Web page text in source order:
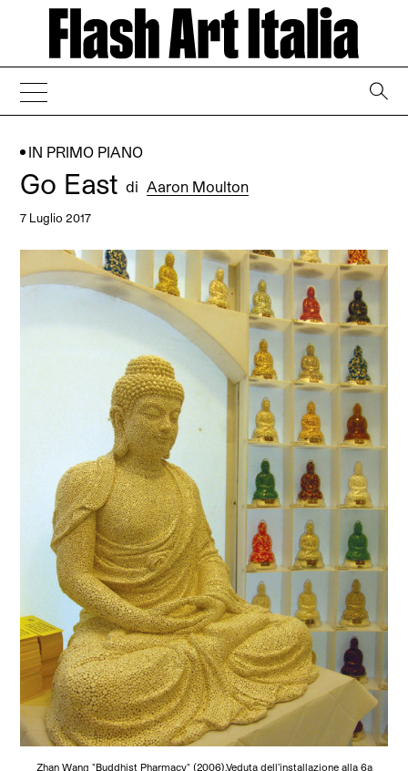
IN PRIMO PIANO
Go Eastdi Aaron Moulton
7 Luglio 2017
Zhan Wang "Buddhist Pharmacy" (2006).Veduta dell’installazione alla 6a